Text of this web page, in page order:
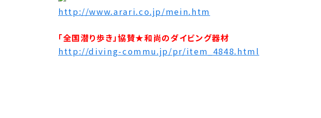
http://www.arari.co.jp/mein.htm
「全国潜り歩き」協賛★和尚のダイビング器材
http://diving-commu.jp/pr/item_4848.html